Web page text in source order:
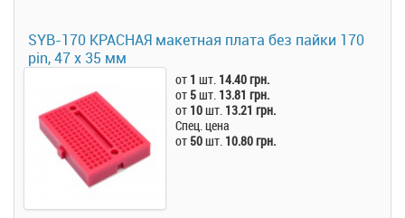
SYB-170 КРАСНАЯ макетная плата без пайки 170
pin, 47 x 35 мм
от 1 шт. 14.40 грн.
от 5шт. 13.81 грн.
от 10шт. 13.21 грн.
Спец. цена
от 50шт. 10.80 грн.